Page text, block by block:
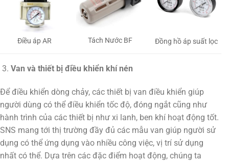
Điều áp AR Tách Nước BF Đồng hồ áp suất lọc
Van và thiết bị điều khiển khí nén
Để điều khiển dòng chảy, các thiết bị van điều khiển giúp
người dùng có thể điều khiển tốc độ, đóng ngắt cũng như
hành trình của các thiết bị như xi lanh, ben khí hoạt động tốt.
SNS mang tới thị trường đầy đủ các mẫu van giúp người sử
dụng có thể ứng dụng vào nhiều công việc, vị trí sử dụng
nhất có thể. Dựa trên các đặc điểm hoạt động, chúng ta